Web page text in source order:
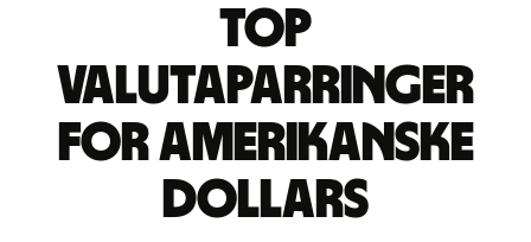
Top
valutaparringer
for amerikanske
dollars